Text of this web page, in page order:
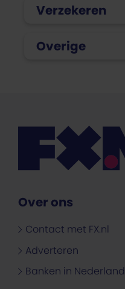
Verzekeren
Overige
Over ons
Contact met FX.nl
Adverteren
Banken in Nederland